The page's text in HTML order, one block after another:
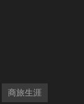
商旅生涯